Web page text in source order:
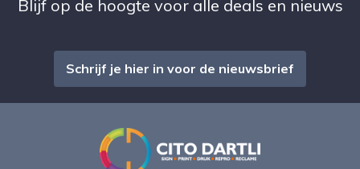
Blijf op de hoogte voor alle deals en nieuws
Schrijf je hier in voor de nieuwsbrief